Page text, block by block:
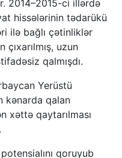
2014–2015-ci illərdə
hissələrinin tədarükü
ilə bağlı çətinliklər
uzun
qalmışdı.
Yerüstü
kənarda qalan
xəttə qaytarılması
qoruyub